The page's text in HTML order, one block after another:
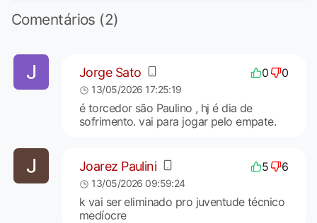
Comentários (2)
Jorge Sato 0 0
13/05/2026 17:25:19
é torcedor são Paulino , hj é dia de
sofrimento. vai para jogar pelo empate.
Joarez Paulini 5 6
13/05/2026 09:59:24
k vai ser eliminado pro juventude técnico
medíocre